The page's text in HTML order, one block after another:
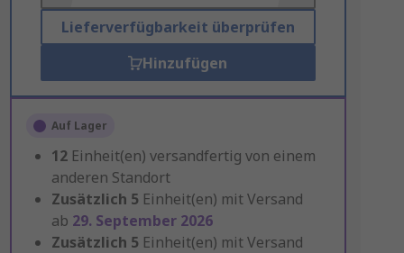
Lieferverfügbarkeit überprüfen
Hinzufügen
Auf Lager
12 Einheit(en) versandfertig von einem
anderen Standort
Zusätzlich 5 Einheit(en) mit Versand
ab 29. September 2026
Zusätzlich 5 Einheit(en) mit Versand